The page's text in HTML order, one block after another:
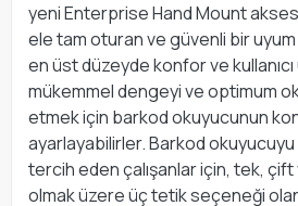
yeni Enterprise Hand Mount
ele tam oturan ve güvenli bir uyum
en üst düzeyde konfor ve
mükemmel dengeyi ve optimum
etmek için barkod okuyucunun
ayarlayabilirler. Barkod okuyucuyu
tercih eden çalışanlar için, tek,
olmak üzere üç tetik seçeneği